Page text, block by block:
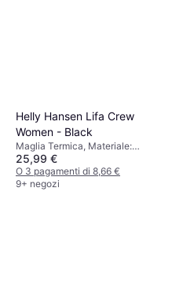
Helly Hansen Lifa Crew
Women - Black
Maglia Termica, Materiale:
Polipropilene, Elastico
25,99 €
O 3 pagamenti di 8,66 €
9+ negozi